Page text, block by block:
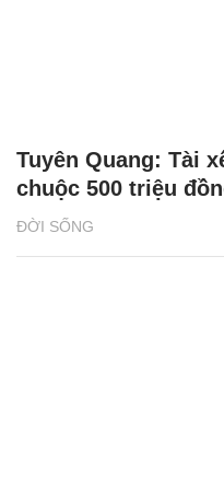
ĐỜI SỐNG
Tuyên Quang: Tài
chuộc 500 triệu